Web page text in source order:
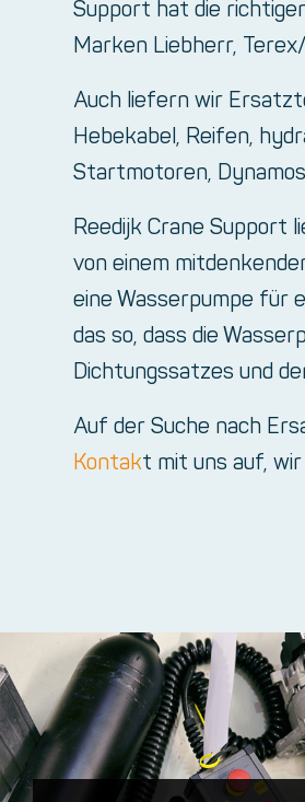
Support hat die
Marken Liebherr,
Auch liefern wir
Hebekabel, Reifen,
Startmotoren,
Reedijk Crane Support
von einem
eine Wasserpumpe für
das so, dass die
Dichtungssatzes und
Auf der Suche nach
Kontakt mit uns auf,